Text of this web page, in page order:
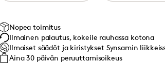
Nopea toimitus
Ilmainen palautus, kokeile rauhassa kotona
Ilmaiset säädöt ja kiristykset Synsamin
Aina 30 päivän peruuttamisoikeus